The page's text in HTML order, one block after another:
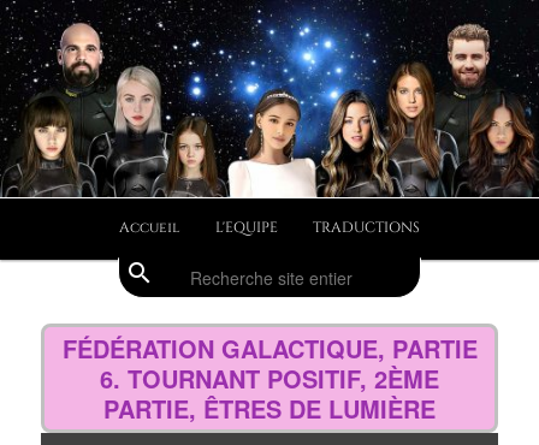
Aller
au
contenu
principalswaruufr
Divulgations Swaruurienne et Taygetienne
search
Accueil L'EQUIPE TRADUCTIONS
des
FÉDÉRATION GALACTIQUE, PARTIE
6. TOURNANT POSITIF, 2ÈME
PARTIE, ÊTRES DE LUMIÈRE